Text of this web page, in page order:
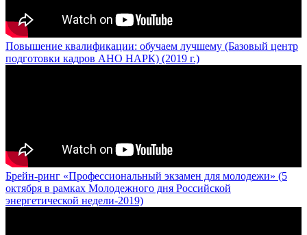
Повышение квалификации: обучаем лучшему (Базовый центр
подготовки кадров АНО НАРК) (2019 г.)
Брейн-ринг «Профессиональный экзамен для молодежи» (5
октября в рамках Молодежного дня Российской
энергетической недели-2019)